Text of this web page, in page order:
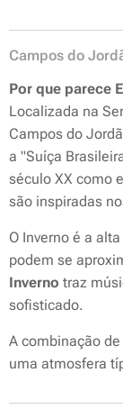
Campos do
Por que parece
Localizada na
Campos do
a "Suíça
século XX como
são inspiradas
O Inverno é a
podem se
Inverno traz
sofisticado.
A combinação
uma atmosfera